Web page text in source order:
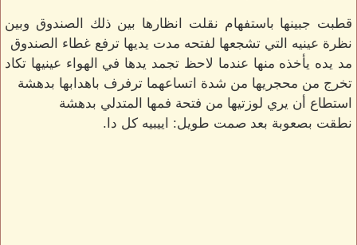
قطبت جبينها باستفهام نقلت انظارها بين ذلك الصندوق وبين
نظرة عينيه التي تشجعها لفتحه مدت يديها ترفع غطاء الصندوق
مد يده يأخذه منها عندما لاحظ تجمد يدها في الهواء عينيها تكاد
تخرج من محجريها من شدة اتساعهما ترفرف باهدابها بدهشة
استطاع أن يري لوزتيها من فتحة فمها المتدلي بدهشة
نطقت بصعوبة بعد صمت طويل: اييبيه كل دا.